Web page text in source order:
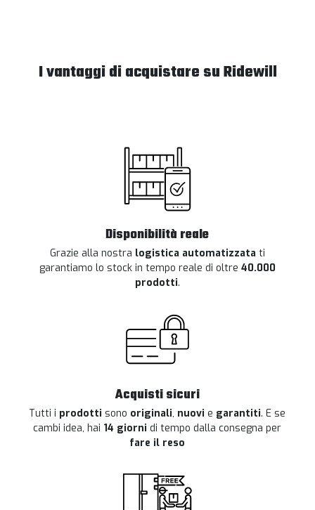
I vantaggi di acquistare su Ridewill
Disponibilità reale
Grazie alla nostra logistica automatizzata ti
garantiamo lo stock in tempo reale di oltre 40.000
prodotti.
Acquisti sicuri
Tutti i prodotti sono originali, nuovi e garantiti. E se
cambi idea, hai 14 giorni di tempo dalla consegna per
fare il reso